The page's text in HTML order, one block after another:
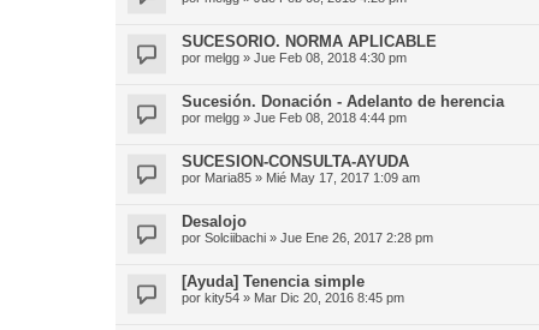
SUCESORIO. NORMA APLICABLE
por melgg » Jue Feb 08, 2018 4:30 pm
Sucesión. Donación - Adelanto de herencia
por melgg » Jue Feb 08, 2018 4:44 pm
SUCESION-CONSULTA-AYUDA
por Maria85 » Mié May 17, 2017 1:09 am
Desalojo
por Solciibachi » Jue Ene 26, 2017 2:28 pm
[Ayuda] Tenencia simple
por kity54 » Mar Dic 20, 2016 8:45 pm